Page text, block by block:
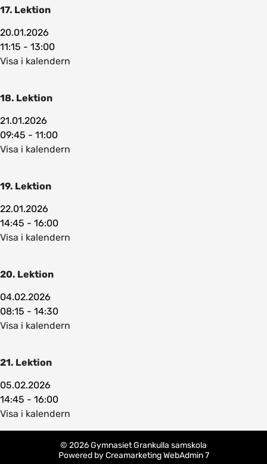
17. Lektion
20.01.2026
11:15 - 13:00
Visa i kalendern
18. Lektion
21.01.2026
09:45 - 11:00
Visa i kalendern
19. Lektion
22.01.2026
14:45 - 16:00
Visa i kalendern
20. Lektion
04.02.2026
08:15 - 14:30
Visa i kalendern
21. Lektion
05.02.2026
14:45 - 16:00
Visa i kalendern
© 2026 Gymnasiet Grankulla samskola
Powered byCreamarketing WebAdmin 7